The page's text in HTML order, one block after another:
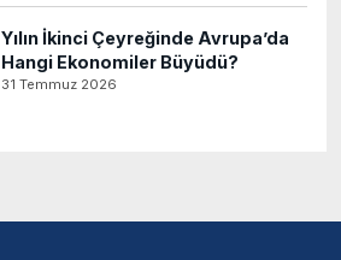
Yılın İkinci Çeyreğinde Avrupa’da
Hangi Ekonomiler Büyüdü?
31 Temmuz 2026